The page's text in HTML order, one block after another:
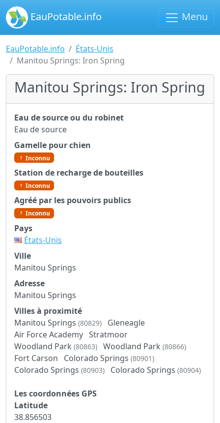
EauPotable.info Menu
EauPotable.info
États-Unis
Manitou Springs: Iron Spring
Manitou Springs: Iron Spring
Eau de source ou du robinet
Eau de source
Gamelle pour chien
Inconnu
Station de recharge de bouteilles
Inconnu
Agréé par les pouvoirs publics
Inconnu
Pays
États-Unis
Ville
Manitou Springs
Adresse
Manitou Springs
Villes à proximité
Manitou Springs (80829)
Gleneagle
Air Force Academy Stratmoor
Woodland Park (80863) Woodland Park (80866)
Fort Carson Colorado Springs (80901)
Colorado Springs (80903) Colorado Springs (80904)
Les coordonnées GPS
Latitude
38.856503